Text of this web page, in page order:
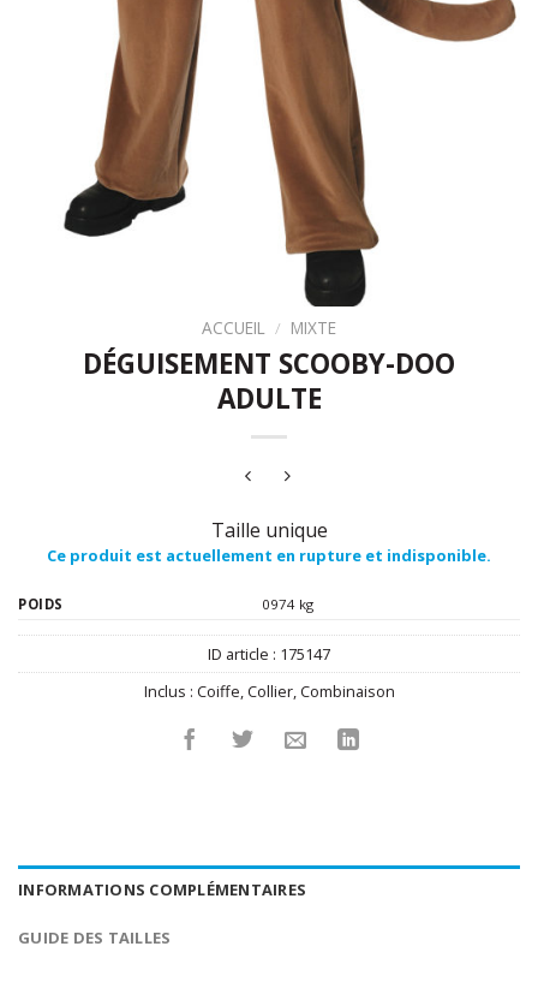
ACCUEIL / MIXTE
DÉGUISEMENT SCOOBY-DOO
ADULTE
Taille unique
Ce produit est actuellement en rupture et indisponible.
POIDS 0974 kg
ID article : 175147
Inclus : Coiffe,Collier,Combinaison
INFORMATIONS COMPLÉMENTAIRES
GUIDE DES TAILLES